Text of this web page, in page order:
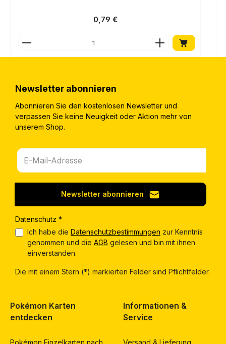
Regulärer Preis:
0,79 €
Produkt Anzahl: Gib den gewünschten Wert
Newsletter abonnieren
Abonnieren Sie den kostenlosen Newsletter und
verpassen Sie keine Neuigkeit oder Aktion mehr von
unserem Shop.
Newsletter abonnieren
Datenschutz *
Ich habe die Datenschutzbestimmungen zur Kenntnis
genommen und die AGB gelesen und bin mit ihnen
einverstanden.
Die mit einem Stern (*) markierten Felder sind Pflichtfelder.
Pokémon Karten
entdecken
Pokémon Einzelkarten nach
Informationen &
Service
Versand & Lieferung